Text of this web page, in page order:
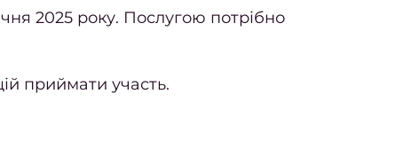
2025 року. Послугою потрібно
приймати участь.